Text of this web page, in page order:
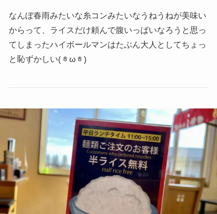
なんぼ春雨みたいな糸コンみたいなうねうねが美味い
からって、ライスだけ頼んで腹いっぱいなろうと思っ
てしまったハイボールマンはたぶん大人としてちょっ
と恥ずかしい(ᇂωᇂ)